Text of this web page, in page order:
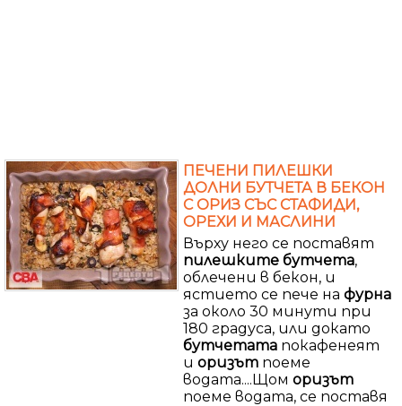
ПЕЧЕНИ ПИЛЕШКИ
ДОЛНИ БУТЧЕТА В БЕКОН
С ОРИЗ СЪС СТАФИДИ,
ОРЕХИ И МАСЛИНИ
Върху него се поставят
пилешките бутчета,
облечени в бекон, и
ястието се пече на фурна
за около 30 минути при
180 градуса, или докато
бутчетата покафенеят
и оризът поеме
водата....Щом оризът
поеме водата, се поставя